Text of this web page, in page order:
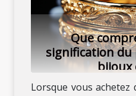
Que
signification du
bijoux
Lorsque vous